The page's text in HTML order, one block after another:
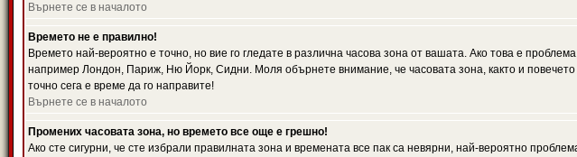
Върнете се в началото
Времето не е правилно!
Времето най-вероятно е точно, но вие го гледате в различна часова зона от вашата. Ако това е
например Лондон, Париж, Ню Йорк, Сидни. Моля обърнете внимание, че часовата зона, както и повечето
точно сега е време да го направите!
Върнете се в началото
Промених часовата зона, но времето все още е грешно!
Ако сте сигурни, че сте избрали правилната зона и времената все пак са невярни, най-вероятно